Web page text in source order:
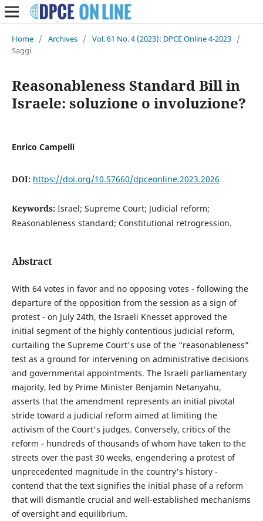
Home / Archives / Vol. 61 No. 4 (2023): DPCE Online 4-2023 /
Saggi
Reasonableness Standard Bill in
Israele: soluzione o involuzione?
Enrico Campelli
DOI: https://doi.org/10.57660/dpceonline.2023.2026
Keywords: Israel; Supreme Court; Judicial reform;
Reasonableness standard; Constitutional retrogression.
Abstract
With 64 votes in favor and no opposing votes - following the
departure of the opposition from the session as a sign of
protest - on July 24th, the Israeli Knesset approved the
initial segment of the highly contentious judicial reform,
curtailing the Supreme Court's use of the “reasonableness”
test as a ground for intervening on administrative decisions
and governmental appointments. The Israeli parliamentary
majority, led by Prime Minister Benjamin Netanyahu,
asserts that the amendment represents an initial pivotal
stride toward a judicial reform aimed at limiting the
activism of the Court's judges. Conversely, critics of the
reform - hundreds of thousands of whom have taken to the
streets over the past 30 weeks, engendering a protest of
unprecedented magnitude in the country's history -
contend that the text signifies the initial phase of a reform
that will dismantle crucial and well-established mechanisms
of oversight and equilibrium.